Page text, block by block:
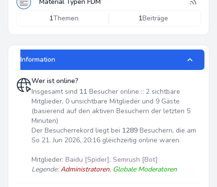
1Themen 1Beiträge
Information
Wer ist online?
Insgesamt sind 11 Besucher online :: 2 sichtbare
Mitglieder, 0 unsichtbare Mitglieder und 9 Gäste
(basierend auf den aktiven Besuchern der letzten 5
Minuten)
Der Besucherrekord liegt bei 1289 Besuchern, die am
So 21. Jun 2026, 20:16 gleichzeitig online waren.
Mitglieder: Baidu [Spider], Semrush [Bot]
Legende:Administratoren, Globale Moderatoren